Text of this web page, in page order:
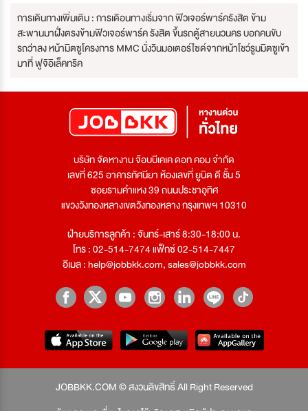
การเดินทางเพิ่มเติม : การเดิอนทางเริ่มจาก ฟิวเจอร์พาร์ครังสิต ข้าม
สะพานมาฝั่งตรงข้ามฟิวเจอร์พาร์ค รังสิต ขึ้นรถตู้สายนวนคร บอกคนขับ
รถว่าลง หน้ามิตซูโครงการ MMC นั่งวินมอเตอร์ไซด์จากหน้าโชว์รูมมิตซูเข้า
มาที่ ฟูจิอิเล็คทริค
บริษัท จัดหางาน จ๊อบบีเคเค ดอท คอม จำกัด
เลขที่ 625 อาคารทัศนียา ห้องเลขที่ ยูนิต ดี ชั้น 5
ซอยรามคำแหง 39 ถนนประชาอุทิศ
แขวงวังทองหลางเขตวังทองหลาง กรุงเทพฯ 10310
ฝ่ายบริการลูกค้า : จันทร์-เสาร์ 8:30-18:00 น.
โทร : 02-514-7474 แฟ็กซ์ 02-514-7447
อีเมล :help@jobbkk.com,sales@jobbkk.com
JOBBKK.COM © สงวนลิขสิทธิ์ All Right Reserved